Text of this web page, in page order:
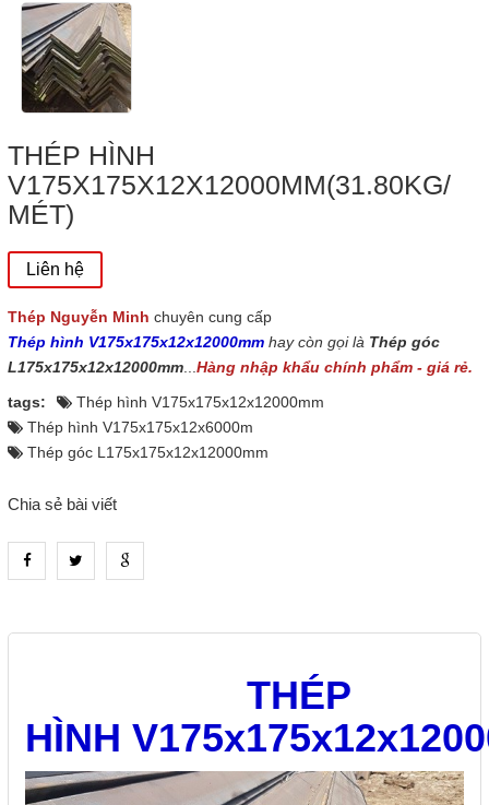
THÉP HÌNH
V175X175X12X12000MM(31.80KG/
MÉT)
Liên hệ
Thép Nguyễn Minh chuyên cung cấp
Thép hình V175x175x12x12000mm hay còn gọi là Thép góc
L175x175x12x12000mm
Hàng nhập khẩu chính phẩm - giá rẻ.
tags:
Thép hình V175x175x12x12000mm
Thép hình V175x175x12x6000m
Thép góc L175x175x12x12000mm
Chia sẻ bài viết
THÉP
HÌNH